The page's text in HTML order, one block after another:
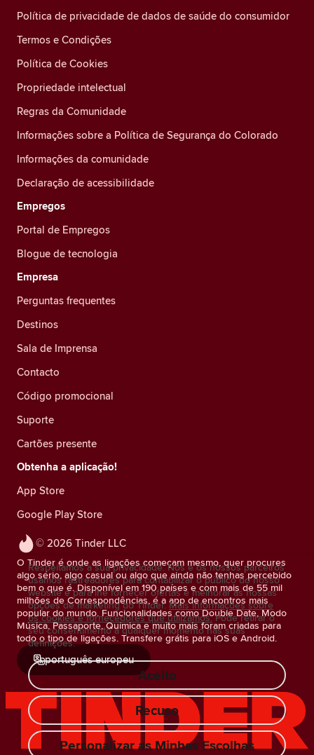
© 2026 Tinder LLC
O Tinder é onde as ligações começam mesmo, quer procures
algo sério, algo casual ou algo que ainda não tenhas percebido
bem o que é. Disponível em 190 países e com mais de 55 mil
milhões de Correspondências, é a app de encontros mais
popular do mundo. Funcionalidades como Double Date, Modo
Música, Passaporte, Química e muito mais foram criadas para
todo o tipo de ligações. Transfere grátis para iOS e Android.
português europeu
Política de privacidade de dados de saúde do consumidor
Termos e Condições
Política de Cookies
Propriedade intelectual
Regras da Comunidade
Informações sobre a Política de Segurança do Colorado
Informações da comunidade
Declaração de acessibilidade
Empregos
Portal de Empregos
Blogue de tecnologia
Empresa
Perguntas frequentes
Destinos
Sala de Imprensa
Contacto
Código promocional
Suporte
Cartões presente
Obtenha a aplicação!
App Store
Google Play Store
Respeitamos a sua privacidade. Nós e os nossos parceiros
usamos rastreadores para contabilizar o público do nosso
website e para lhe fornecer ofertas e melhorar as nossas
opções de marketing do Tinder. Mais informações sobre
os cookies e fornecedores que utilizamos. Pode retirar o
seu consentimento a qualquer momento nas suas
definições.
Aceito
Recuso
Personalizar as Minhas Escolhas